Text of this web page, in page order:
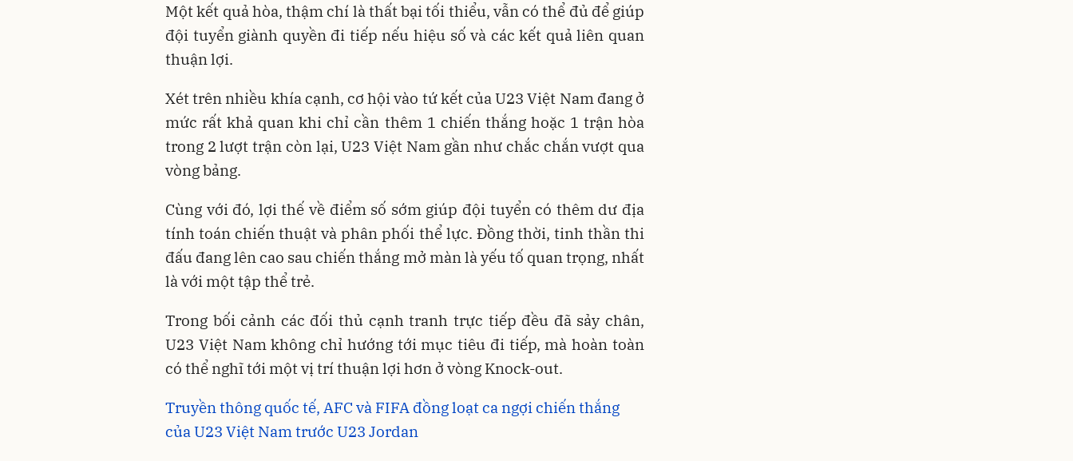
Một kết quả hòa, thậm chí là thất bại tối thiểu, vẫn có thể đủ để giúp
đội tuyển giành quyền đi tiếp nếu hiệu số và các kết quả liên quan
thuận lợi.
Xét trên nhiều khía cạnh, cơ hội vào tứ kết của U23 Việt Nam đang ở
mức rất khả quan khi chỉ cần thêm 1 chiến thắng hoặc 1 trận hòa
trong 2 lượt trận còn lại, U23 Việt Nam gần như chắc chắn vượt qua
vòng bảng.
Cùng với đó, lợi thế về điểm số sớm giúp đội tuyển có thêm dư địa
tính toán chiến thuật và phân phối thể lực. Đồng thời, tinh thần thi
đấu đang lên cao sau chiến thắng mở màn là yếu tố quan trọng, nhất
là với một tập thể trẻ.
Trong bối cảnh các đối thủ cạnh tranh trực tiếp đều đã sảy chân,
U23 Việt Nam không chỉ hướng tới mục tiêu đi tiếp, mà hoàn toàn
có thể nghĩ tới một vị trí thuận lợi hơn ở vòng Knock-out.
Truyền thông quốc tế, AFC và FIFA đồng loạt ca ngợi chiến thắng
của U23 Việt Nam trước U23 Jordan